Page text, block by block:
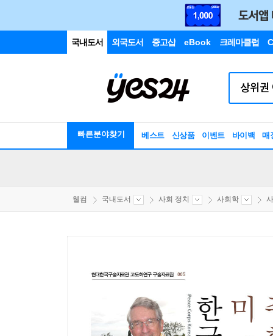
국내도서 외국도서 중고샵 eBook 크레마클럽
빠른분야찾기 베스트 신상품 이벤트 바이백 매
웰컴 국내도서 사회 정치 사회학